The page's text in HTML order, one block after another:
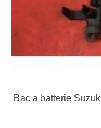
Bac a batterie